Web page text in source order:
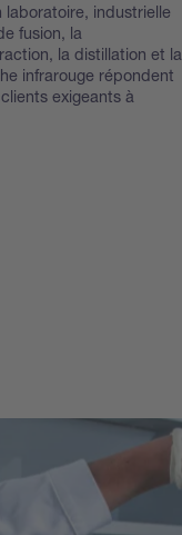
laboratoire, industrielle
fusion, la
la distillation et la
infrarouge répondent
exigeants à